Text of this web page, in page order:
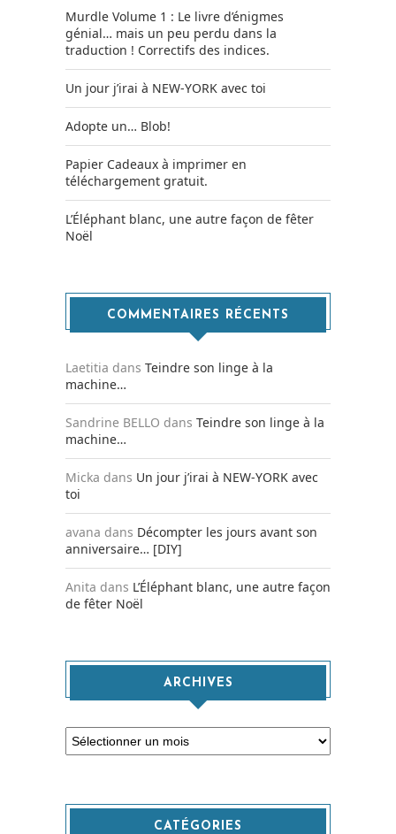
Murdle Volume 1 : Le livre d’énigmes
génial… mais un peu perdu dans la
traduction ! Correctifs des indices.
Un jour j’irai à NEW-YORK avec toi
Adopte un… Blob!
Papier Cadeaux à imprimer en
téléchargement gratuit.
L’Éléphant blanc, une autre façon de fêter
Noël
COMMENTAIRES RÉCENTS
Laetitia dans Teindre son linge à la
machine…
Sandrine BELLO dans Teindre son linge à la
machine…
Micka dans Un jour j’irai à NEW-YORK avec
toi
avana dans Décompter les jours avant son
anniversaire… [DIY]
Anita dans L’Éléphant blanc, une autre façon
de fêter Noël
ARCHIVES
Archives
CATÉGORIES